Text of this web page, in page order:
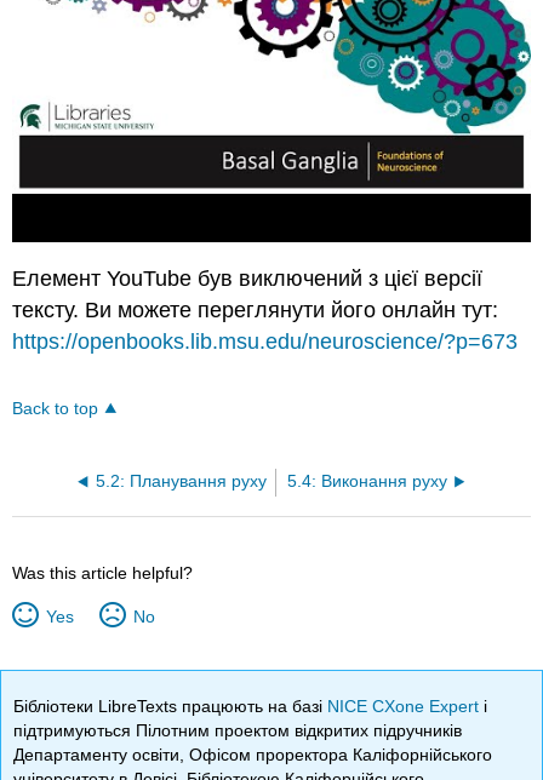
Елемент YouTube був виключений з цієї версії
тексту. Ви можете переглянути його онлайн тут:
https://openbooks.lib.msu.edu/neuroscience/?p=673
Back to top
5.2: Планування руху 5.4: Виконання руху
Was this article helpful?
Yes No
Бібліотеки LibreTexts працюють на базі NICE CXone Expert і
підтримуються Пілотним проектом відкритих підручників
Департаменту освіти, Офісом проректора Каліфорнійського